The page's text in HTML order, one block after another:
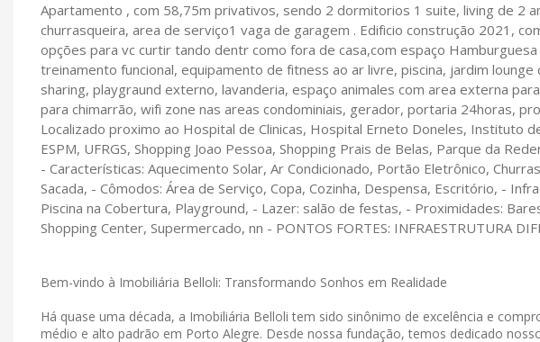
Apartamento , com 58,75m privativos, sendo 2 dormitorios 1 suite, living de 2
churrasqueira, area de serviço1 vaga de garagem . Edificio construção 2021,
opções para vc curtir tando dentr como fora de casa,com espaço
treinamento funcional, equipamento de fitness ao ar livre, piscina, jardim
sharing, playgraund externo, lavanderia, espaço animales com area externa
para chimarrão, wifi zone nas areas condominiais, gerador, portaria 24horas,
Localizado proximo ao Hospital de Clinicas, Hospital Erneto Doneles, Instituto
ESPM, UFRGS, Shopping Joao Pessoa, Shopping Prais de Belas, Parque da
- Características: Aquecimento Solar, Ar Condicionado, Portão Eletrônico,
Sacada, - Cômodos: Área de Serviço, Copa, Cozinha, Despensa, Escritório, -
Piscina na Cobertura, Playground, - Lazer: salão de festas, - Proximidades:
Shopping Center, Supermercado, nn - PONTOS FORTES: INFRAESTRUTURA
Bem-vindo à Imobiliária Belloli: Transformando Sonhos em Realidade
Há quase uma década, a Imobiliária Belloli tem sido sinônimo de excelência e
médio e alto padrão em Porto Alegre. Desde nossa fundação, temos dedicado